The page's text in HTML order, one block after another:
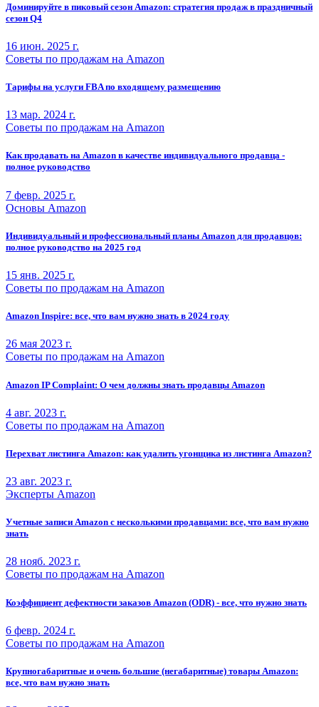
Доминируйте в пиковый сезон Amazon: стратегия продаж в праздничный
сезон Q4
16 июн. 2025 г.
Советы по продажам на Amazon
Тарифы на услуги FBA по входящему размещению
13 мар. 2024 г.
Советы по продажам на Amazon
Как продавать на Amazon в качестве индивидуального продавца -
полное руководство
7 февр. 2025 г.
Основы Amazon
Индивидуальный и профессиональный планы Amazon для продавцов:
полное руководство на 2025 год
15 янв. 2025 г.
Советы по продажам на Amazon
Amazon Inspire: все, что вам нужно знать в 2024 году
26 мая 2023 г.
Советы по продажам на Amazon
Amazon IP Complaint: О чем должны знать продавцы Amazon
4 авг. 2023 г.
Советы по продажам на Amazon
Перехват листинга Amazon: как удалить угонщика из листинга Amazon?
23 авг. 2023 г.
Эксперты Amazon
Учетные записи Amazon с несколькими продавцами: все, что вам нужно
знать
28 нояб. 2023 г.
Советы по продажам на Amazon
Коэффициент дефектности заказов Amazon (ODR) - все, что нужно знать
6 февр. 2024 г.
Советы по продажам на Amazon
Крупногабаритные и очень большие (негабаритные) товары Amazon:
все, что вам нужно знать